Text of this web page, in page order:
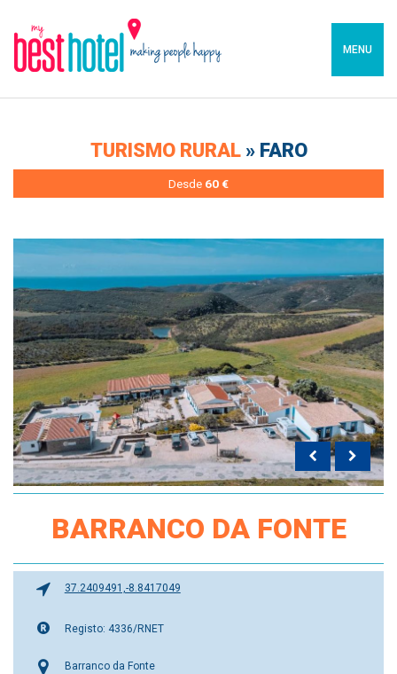
MENU
TURISMO RURAL » FARO
Desde 60 €
BARRANCO DA FONTE
37.2409491,-8.8417049
Registo: 4336/RNET
Barranco da Fonte